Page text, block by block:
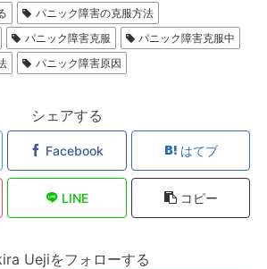
パニック障害の克服方法
パニック障害克服
パニック障害克服中
パニック障害原因
シェアする
Facebook はてブ
LINE コピー
Uejiをフォローする